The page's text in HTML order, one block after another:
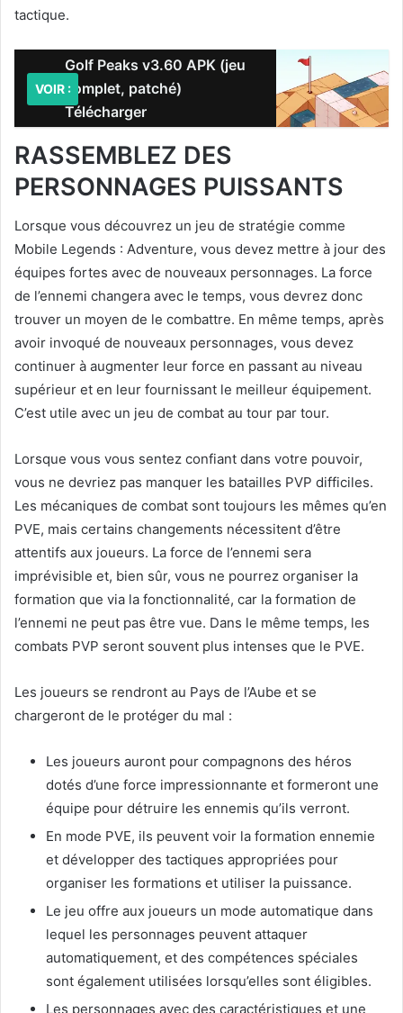
tactique.
Golf Peaks v3.60 APK (jeu
complet, patché)
Télécharger
VOIR :
RASSEMBLEZ DES
PERSONNAGES PUISSANTS
Lorsque vous découvrez un jeu de stratégie comme
Mobile Legends : Adventure, vous devez mettre à jour des
équipes fortes avec de nouveaux personnages. La force
de l’ennemi changera avec le temps, vous devrez donc
trouver un moyen de le combattre. En même temps, après
avoir invoqué de nouveaux personnages, vous devez
continuer à augmenter leur force en passant au niveau
supérieur et en leur fournissant le meilleur équipement.
C’est utile avec un jeu de combat au tour par tour.
Lorsque vous vous sentez confiant dans votre pouvoir,
vous ne devriez pas manquer les batailles PVP difficiles.
Les mécaniques de combat sont toujours les mêmes qu’en
PVE, mais certains changements nécessitent d’être
attentifs aux joueurs. La force de l’ennemi sera
imprévisible et, bien sûr, vous ne pourrez organiser la
formation que via la fonctionnalité, car la formation de
l’ennemi ne peut pas être vue. Dans le même temps, les
combats PVP seront souvent plus intenses que le PVE.
Les joueurs se rendront au Pays de l’Aube et se
chargeront de le protéger du mal :
Les joueurs auront pour compagnons des héros
dotés d’une force impressionnante et formeront une
équipe pour détruire les ennemis qu’ils verront.
En mode PVE, ils peuvent voir la formation ennemie
et développer des tactiques appropriées pour
organiser les formations et utiliser la puissance.
Le jeu offre aux joueurs un mode automatique dans
lequel les personnages peuvent attaquer
automatiquement, et des compétences spéciales
sont également utilisées lorsqu’elles sont éligibles.
Les personnages avec des caractéristiques et une